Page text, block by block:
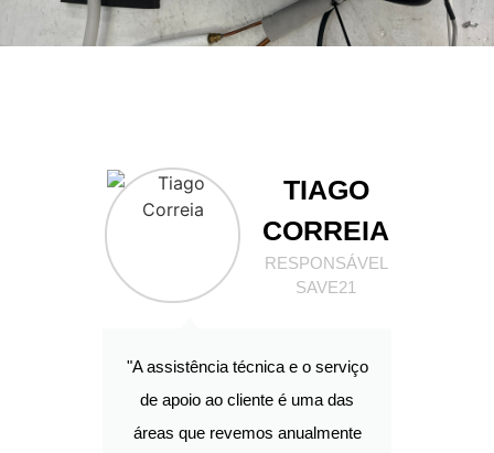
"A assistência técnica e o serviço
de apoio ao cliente é uma das
áreas que revemos anualmente
TIAGO
CORREIA
RESPONSÁVEL
SAVE21